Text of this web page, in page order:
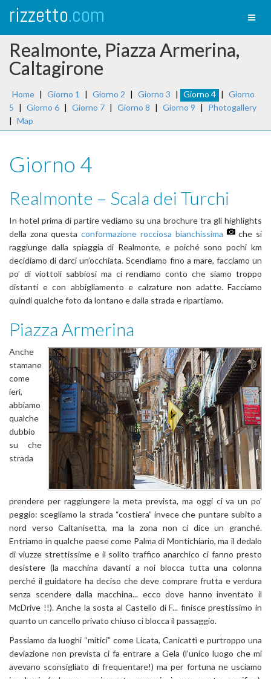
rizzetto.com
Realmonte, Piazza Armerina,
Caltagirone
Home | Giorno 1 | Giorno 2 | Giorno 3 | Giorno 4 | Giorno
5 | Giorno 6 | Giorno 7 | Giorno 8 | Giorno 9 |
Photogallery
| Map
Giorno 4
Realmonte – Scala dei Turchi
In hotel prima di partire vediamo su una brochure tra gli highlights
della zona questaconformazione rocciosa bianchissima
che si
raggiunge dalla spiaggia di Realmonte, e poiché sono pochi km
decidiamo di darci un’occhiata. Scendiamo fino a mare, facciamo un
po’ di viottoli sabbiosi ma ci rendiamo conto che siamo troppo
distanti e con abbigliamento e calzature non adatte. Facciamo
quindi qualche foto da lontano e dalla strada e ripartiamo.
Piazza Armerina
Anche
stamane
come
ieri,
abbiamo
qualche
dubbio
su che
strada
prendere per raggiungere la meta prevista, ma oggi ci va un po’
peggio: scegliamo la strada “costiera” invece che puntare subito a
nord verso Caltanisetta, ma la zona non ci dice un granché.
Entriamo in qualche paese come Palma di Montichiario, ma il dedalo
di viuzze strettissime e il solito traffico anarchico ci fanno presto
desistere (la macchina davanti a noi blocca tutta una colonna
perché il guidatore ha deciso che deve comprare frutta e verdura
senza scendere dalla macchina... ecco dove hanno inventato il
McDrive !!). Anche la sosta al Castello di F... finisce prestissimo in
quanto un cancello privato chiuso ci blocca il passaggio.
Passiamo da luoghi “mitici” come Licata, Canicattì e purtroppo una
deviazione non prevista ci fa entrare a Gela (l’unico luogo che mi
avevano sconsigliato di frequentare!) ma per fortuna ne usciamo